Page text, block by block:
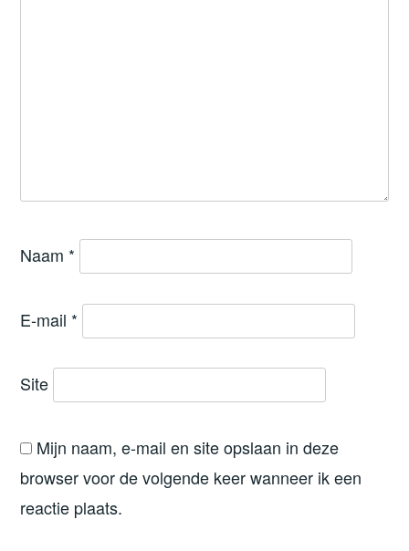
Naam *
E-mail *
Site
Mijn naam, e-mail en site opslaan in deze
browser voor de volgende keer wanneer ik een
reactie plaats.